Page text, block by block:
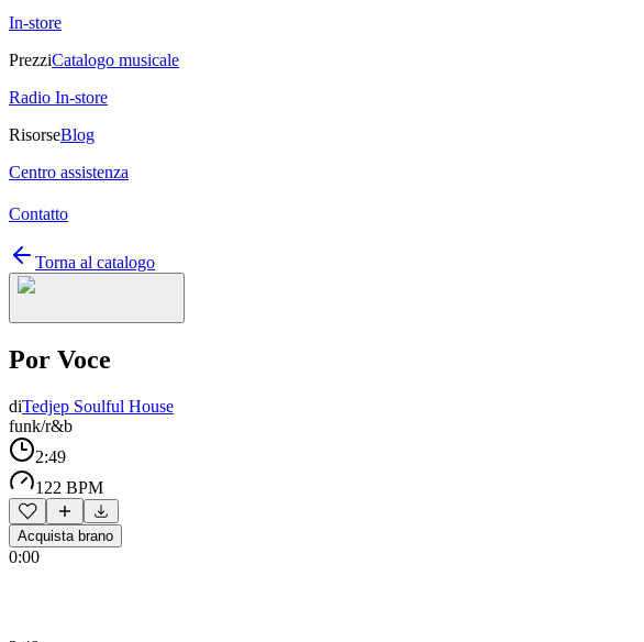
In-store
PrezziCatalogo musicale
Radio In-store
RisorseBlog
Centro assistenza
Contatto
Torna al catalogo
Por Voce
diTedjep Soulful House
funk/r&b
2:49
122 BPM
Acquista brano
0:00